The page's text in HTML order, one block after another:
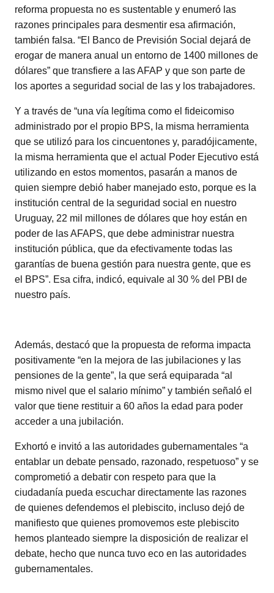
reforma propuesta no es sustentable y enumeró las
razones principales para desmentir esa afirmación,
también falsa. “El Banco de Previsión Social dejará de
erogar de manera anual un entorno de 1400 millones de
dólares” que transfiere a las AFAP y que son parte de
los aportes a seguridad social de las y los trabajadores.
Y a través de “una vía legítima como el fideicomiso
administrado por el propio BPS, la misma herramienta
que se utilizó para los cincuentones y, paradójicamente,
la misma herramienta que el actual Poder Ejecutivo está
utilizando en estos momentos, pasarán a manos de
quien siempre debió haber manejado esto, porque es la
institución central de la seguridad social en nuestro
Uruguay, 22 mil millones de dólares que hoy están en
poder de las AFAPS, que debe administrar nuestra
institución pública, que da efectivamente todas las
garantías de buena gestión para nuestra gente, que es
el BPS”. Esa cifra, indicó, equivale al 30 % del PBI de
nuestro país.
Además, destacó que la propuesta de reforma impacta
positivamente “en la mejora de las jubilaciones y las
pensiones de la gente”, la que será equiparada “al
mismo nivel que el salario mínimo” y también señaló el
valor que tiene restituir a 60 años la edad para poder
acceder a una jubilación.
Exhortó e invitó a las autoridades gubernamentales “a
entablar un debate pensado, razonado, respetuoso” y se
comprometió a debatir con respeto para que la
ciudadanía pueda escuchar directamente las razones
de quienes defendemos el plebiscito, incluso dejó de
manifiesto que quienes promovemos este plebiscito
hemos planteado siempre la disposición de realizar el
debate, hecho que nunca tuvo eco en las autoridades
gubernamentales.